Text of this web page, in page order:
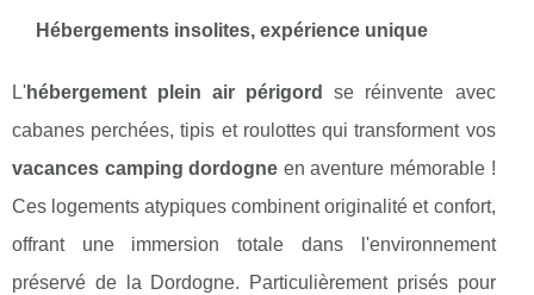
Hébergements insolites, expérience unique
L'hébergement plein air périgord
se réinvente avec
cabanes perchées, tipis et roulottes qui transforment vos
vacances camping dordogne en aventure mémorable !
Ces logements atypiques combinent originalité et confort,
offrant une immersion totale dans l'environnement
préservé de la Dordogne. Particulièrement prisés pour